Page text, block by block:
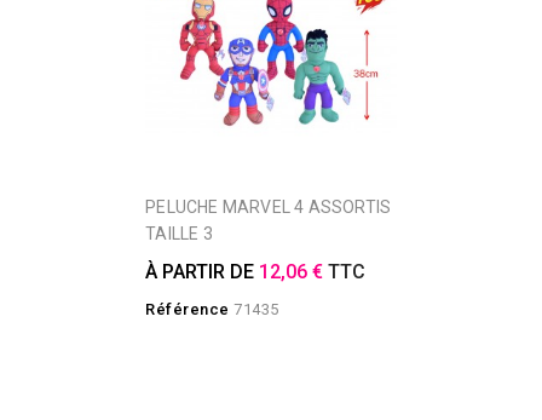
PELUCHE MARVEL 4 ASSORTIS
TAILLE 3
À PARTIR DE 12,06 € TTC
Référence 71435